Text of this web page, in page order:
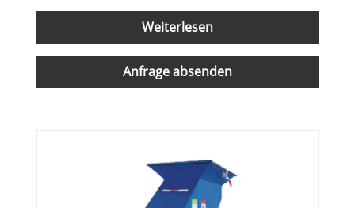
Weiterlesen
Anfrage absenden